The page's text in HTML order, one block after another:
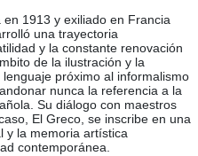
1913 y exiliado en Francia
una trayectoria
y la constante renovación
de la ilustración y la
próximo al informalismo
nunca la referencia a la
Su diálogo con maestros
El Greco, se inscribe en una
y la memoria artística
contemporánea.